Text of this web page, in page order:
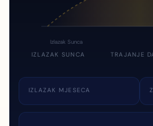
Izlazak Sunca
IZLAZAK SUNCA TRAJANJE
IZLAZAK MJESECA